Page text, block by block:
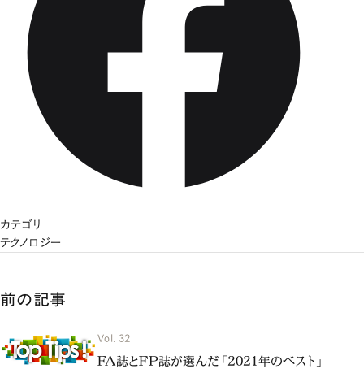
カテゴリ
テクノロジー
前の記事
Vol. 32
FA誌とFP誌が選んだ「2021年のベスト」